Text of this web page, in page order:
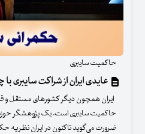
حاکمیت سایبری
عایدی ایران از شراکت سایبری با
ایران همچون دیگر کشورهای مستقل و
حاکمیت سایبری است. یک پژوهشگر حوزه
ضرورت می‌گوید تاکنون در ایران نظریه